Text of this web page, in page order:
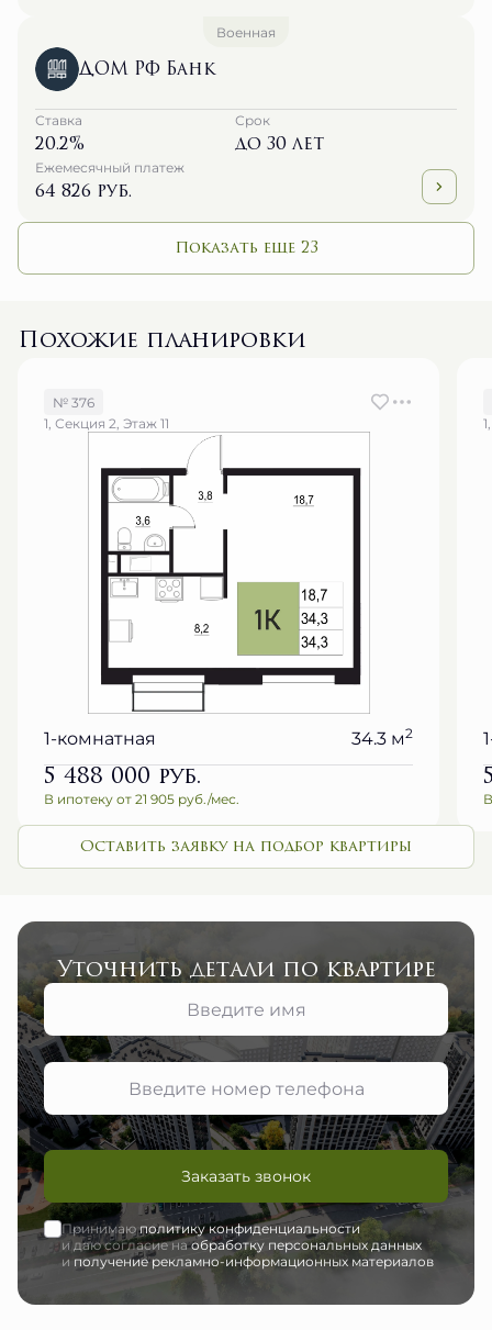
Военная
ДОМ РФ Банк
Ставка
20.2%
Срок
до 30 лет
Ежемесячный платеж
64 826 руб.
Показать еще 23
Похожие планировки
№ 376
1, Секция 2, Этаж 11
1-комнатная 34.3 м2
5 488 000руб.
В ипотеку от 21 905 руб./мес.
Оставить заявку на подбор квартиры
Уточнить детали по квартире
Заказать звонок
Принимаюполитику конфиденциальности
и даю согласие наобработку персональных данных
иполучение рекламно-информационных материалов